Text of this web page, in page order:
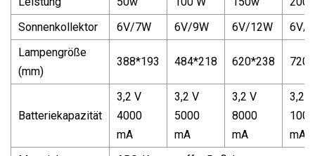
Sonnenkollektor
6V/7W 6V/9W 6V/12W
6V/
Lampengröße
(mm)
388*193 484*218 620*238
Batteriekapazität
3,2 V
4000
mA
3,2 V
5000
mA
3,2 V
8000
mA
3,2 V
mA